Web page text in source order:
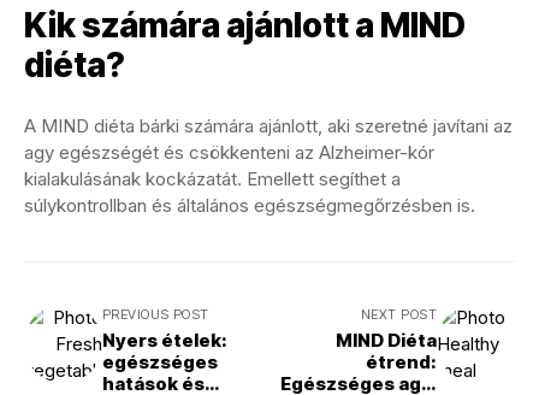
Kik számára ajánlott a MIND
diéta?
A MIND diéta bárki számára ajánlott, aki szeretné javítani az
agy egészségét és csökkenteni az Alzheimer-kór
kialakulásának kockázatát. Emellett segíthet a
súlykontrollban és általános egészségmegőrzésben is.
PREVIOUS POST
Nyers ételek:
egészséges
hatások és
NEXT POST
MIND Diéta
étrend:
Egészséges agy,